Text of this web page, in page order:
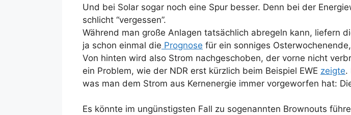
Und bei Solar sogar noch eine Spur besser. Denn bei der
schlicht “vergessen”.
Während man große Anlagen tatsächlich abregeln kann, liefern
ja schon einmal die Prognose für ein sonniges
Von hinten wird also Strom nachgeschoben, der vorne nicht
ein Problem, wie der NDR erst kürzlich beim Beispiel EWE zeigte.
was man dem Strom aus Kernenergie immer vorgeworfen hat:
Es könnte im ungünstigsten Fall zu sogenannten Brownouts